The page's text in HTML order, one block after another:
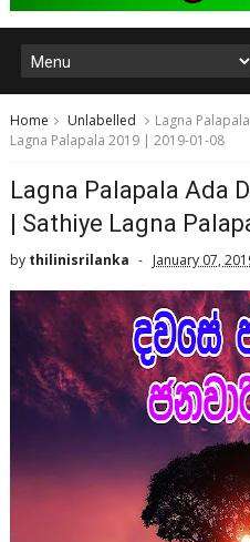
Home Unlabelled
Lagna
Lagna Palapala 2019 | 2019-01-08
Lagna Palapala
| Sathiye Lagna
by thilinisrilanka January 07,